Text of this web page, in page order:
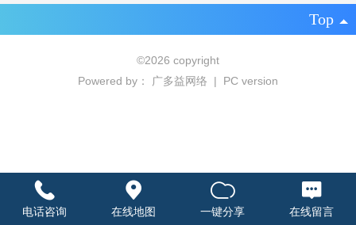
Top
©2026 copyright
Powered by：
广多益网络 | PC version
电话咨询 在线地图 一键分享 在线留言